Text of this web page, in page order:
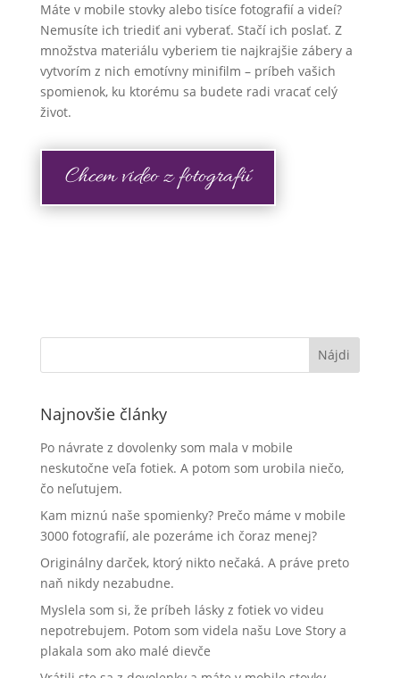
Máte v mobile stovky alebo tisíce fotografií a videí?
Nemusíte ich triediť ani vyberať. Stačí ich poslať. Z
množstva materiálu vyberiem tie najkrajšie zábery a
vytvorím z nich emotívny minifilm – príbeh vašich
spomienok, ku ktorému sa budete radi vracať celý
život.
Chcem video z fotografií
Najnovšie články
Po návrate z dovolenky som mala v mobile
neskutočne veľa fotiek. A potom som urobila niečo,
čo neľutujem.
Kam miznú naše spomienky? Prečo máme v mobile
3000 fotografií, ale pozeráme ich čoraz menej?
Originálny darček, ktorý nikto nečaká. A práve preto
naň nikdy nezabudne.
Myslela som si, že príbeh lásky z fotiek vo videu
nepotrebujem. Potom som videla našu Love Story a
plakala som ako malé dievče